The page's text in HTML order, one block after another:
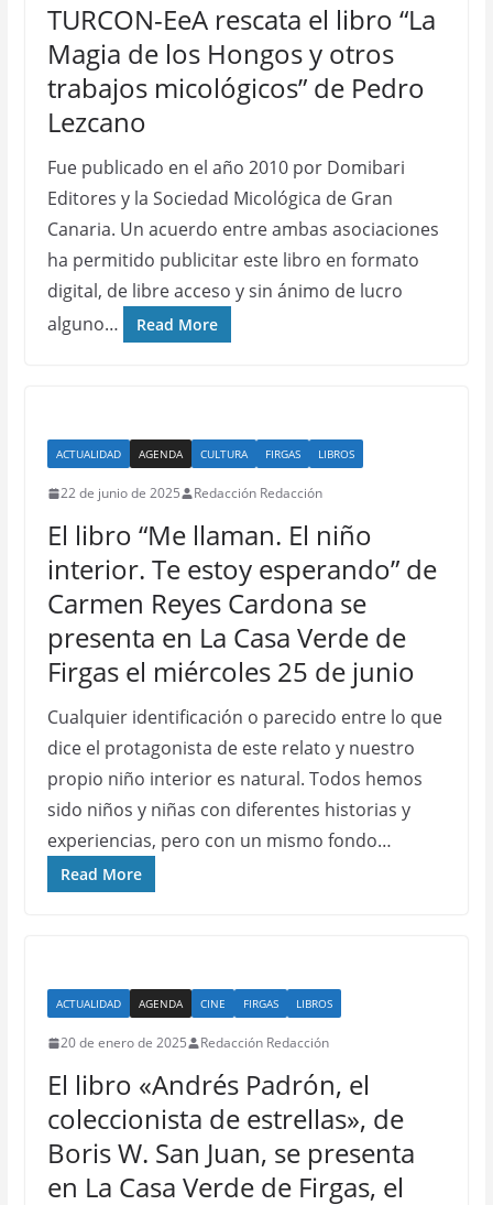
TURCON-EeA rescata el libro “La
Magia de los Hongos y otros
trabajos micológicos” de Pedro
Lezcano
Fue publicado en el año 2010 por Domibari
Editores y la Sociedad Micológica de Gran
Canaria. Un acuerdo entre ambas asociaciones
ha permitido publicitar este libro en formato
digital, de libre acceso y sin ánimo de lucro
alguno…
Read More
ACTUALIDAD AGENDA CULTURA FIRGAS LIBROS
22 de junio de 2025 Redacción Redacción
El libro “Me llaman. El niño
interior. Te estoy esperando” de
Carmen Reyes Cardona se
presenta en La Casa Verde de
Firgas el miércoles 25 de junio
Cualquier identificación o parecido entre lo que
dice el protagonista de este relato y nuestro
propio niño interior es natural. Todos hemos
sido niños y niñas con diferentes historias y
experiencias, pero con un mismo fondo…
Read More
ACTUALIDAD AGENDA CINE FIRGAS LIBROS
20 de enero de 2025 Redacción Redacción
El libro «Andrés Padrón, el
coleccionista de estrellas», de
Boris W. San Juan, se presenta
en La Casa Verde de Firgas, el